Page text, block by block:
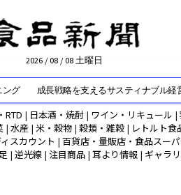
2026 / 08 / 08 土曜日
ング 成長戦略を支えるサスティナブル経
RTD | 日本酒・焼酎 | ワイン・リキュール |
| 水産 | 米・穀物 | 穀類・雑穀 | レトルト食
スカウント | 百貨店・量販店・食品スー
| 逆光線 | 注目商品 | 耳より情報 | ギャラ